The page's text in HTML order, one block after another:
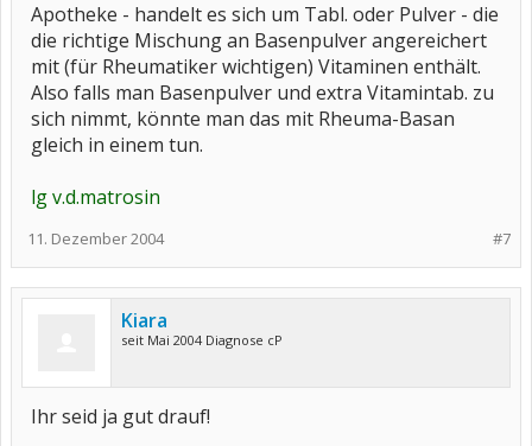
Apotheke - handelt es sich um Tabl. oder Pulver - die
die richtige Mischung an Basenpulver angereichert
mit (für Rheumatiker wichtigen) Vitaminen enthält.
Also falls man Basenpulver und extra Vitamintab. zu
sich nimmt, könnte man das mit Rheuma-Basan
gleich in einem tun.
lg v.d.matrosin
#7
11. Dezember 2004
Kiara
seit Mai 2004 Diagnose cP
Ihr seid ja gut drauf!